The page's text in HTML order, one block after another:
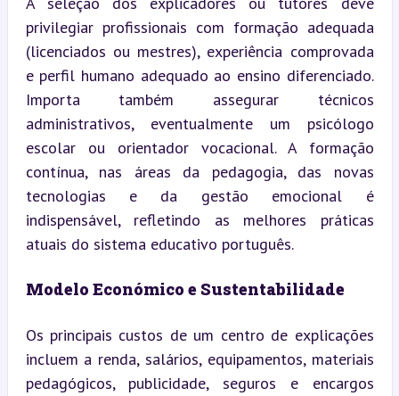
privilegiar profissionais com formação adequada
(licenciados ou mestres), experiência comprovada
e perfil humano adequado ao ensino diferenciado.
Importa também assegurar técnicos
administrativos, eventualmente um psicólogo
escolar ou orientador vocacional. A formação
contínua, nas áreas da pedagogia, das novas
tecnologias e da gestão emocional é
indispensável, refletindo as melhores práticas
atuais do sistema educativo português.
Modelo Económico e Sustentabilidade
Os principais custos de um centro de explicações
incluem a renda, salários, equipamentos, materiais
pedagógicos, publicidade, seguros e encargos